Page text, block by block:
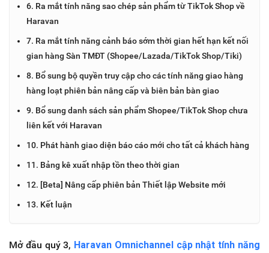
6. Ra mắt tính năng sao chép sản phẩm từ TikTok Shop về
Haravan
7. Ra mắt tính năng cảnh báo sớm thời gian hết hạn kết nối
gian hàng Sàn TMĐT (Shopee/Lazada/TikTok Shop/Tiki)
8. Bổ sung bộ quyền truy cập cho các tính năng giao hàng
hàng loạt phiên bản nâng cấp và biên bản bàn giao
9. Bổ sung danh sách sản phẩm Shopee/TikTok Shop chưa
liên kết với Haravan
10. Phát hành giao diện báo cáo mới cho tất cả khách hàng
11. Bảng kê xuất nhập tồn theo thời gian
12. [Beta] Nâng cấp phiên bản Thiết lập Website mới
13. Kết luận
Mở đầu quý 3, Haravan Omnichannel cập nhật tính năng